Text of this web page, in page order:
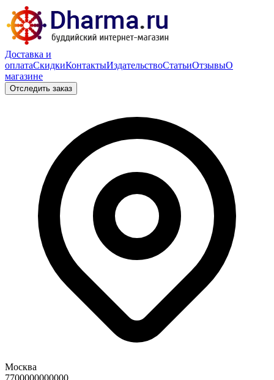
Доставка и
оплатаСкидкиКонтактыИздательствоСтатьиОтзывыО
магазине
Отследить заказ
Москва
7700000000000